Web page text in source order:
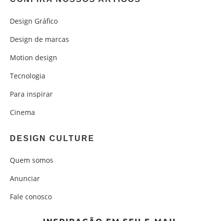
Design Gráfico
Design de marcas
Motion design
Tecnologia
Para inspirar
Cinema
DESIGN CULTURE
Quem somos
Anunciar
Fale conosco